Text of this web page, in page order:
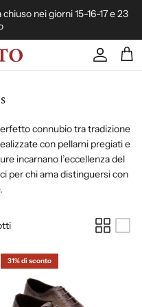
nei giorni 15-16-17 e 23
Account
connubio tra tradizione
con pellami pregiati e
incarnano l’eccellenza del
per chi ama distinguersi con
31% di sconto